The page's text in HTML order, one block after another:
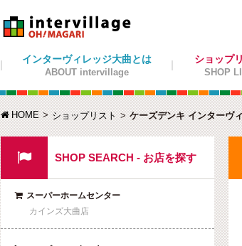
インターヴィレッジ大曲とは
ABOUT intervillage
ショップ
SHOP
HOME ショップリスト ケーズデンキ インターヴ
 SHOP SEARCH - お店を探す
 スーパーホームセンター
カインズ大曲店